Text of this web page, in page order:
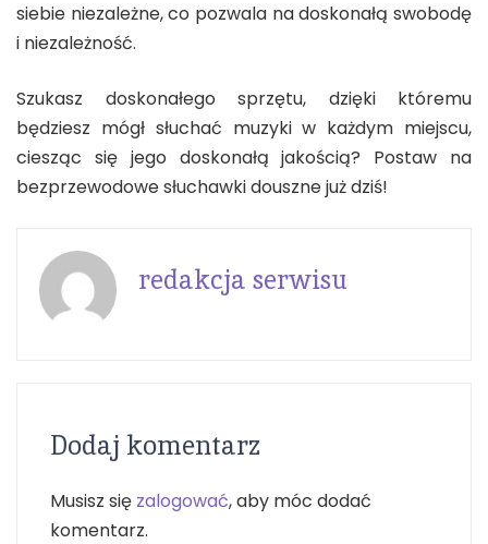
siebie niezależne, co pozwala na doskonałą swobodę
i niezależność.
Szukasz doskonałego sprzętu, dzięki któremu
będziesz mógł słuchać muzyki w każdym miejscu,
ciesząc się jego doskonałą jakością? Postaw na
bezprzewodowe słuchawki douszne już dziś!
redakcja serwisu
Dodaj komentarz
Musisz się zalogować, aby móc dodać
komentarz.